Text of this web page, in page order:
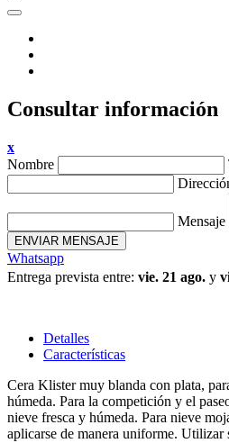
Consultar información
x
Nombre
Mensaje
ENVIAR MENSAJE
Whatsapp
Entrega prevista entre: vie. 21 ago. y
Detalles
Características
Cera Klister muy blanda con plata,
húmeda. Para la competición y el
nieve fresca y húmeda. Para nieve
aplicarse de manera uniforme. Utilizar